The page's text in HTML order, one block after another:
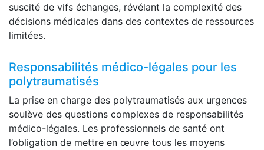
suscité de vifs échanges, révélant la complexité des
décisions médicales dans des contextes de ressources
limitées.
Responsabilités médico-légales pour les
polytraumatisés
La prise en charge des polytraumatisés aux urgences
soulève des questions complexes de responsabilités
médico-légales. Les professionnels de santé ont
l’obligation de mettre en œuvre tous les moyens